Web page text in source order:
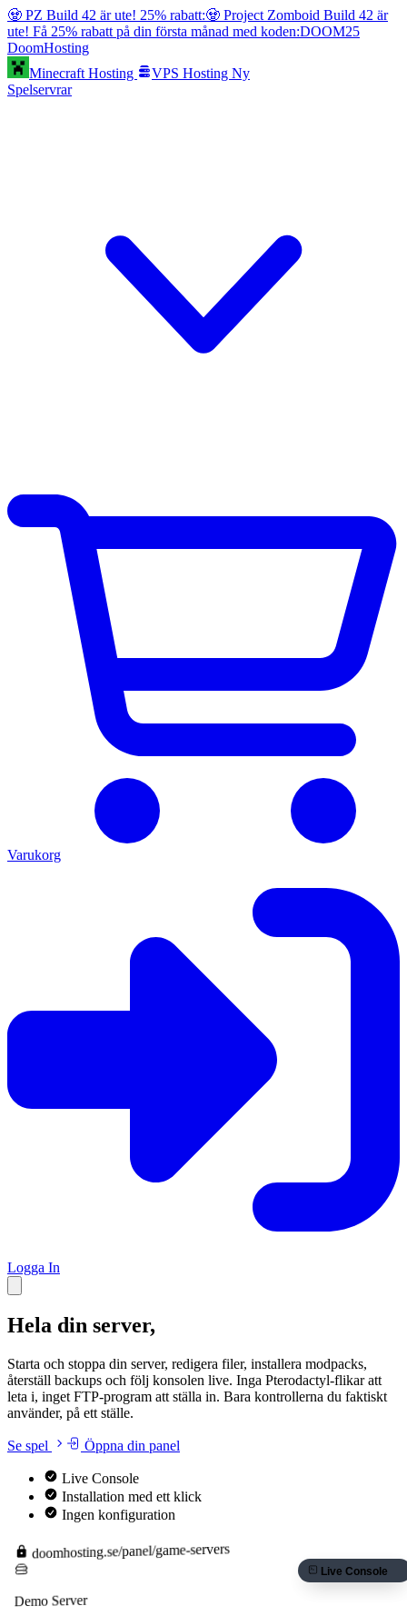
🧟 PZ Build 42 är ute! 25% rabatt:🧟 Project Zomboid Build 42 är
ute! Få 25% rabatt på din första månad med koden:DOOM25
DoomHosting
Minecraft Hosting
VPS Hosting Ny
Spelservrar
Varukorg
Logga In
Hela din server,
Starta och stoppa din server, redigera filer, installera modpacks,
återställ backups och följ konsolen live. Inga Pterodactyl-flikar att
leta i, inget FTP-program att ställa in. Bara kontrollerna du faktiskt
använder, på ett ställe.
Se spel Öppna din panel
Live Console
Installation med ett klick
Ingen konfiguration
Live Console
doomhosting.se/panel/game-servers
Demo Server